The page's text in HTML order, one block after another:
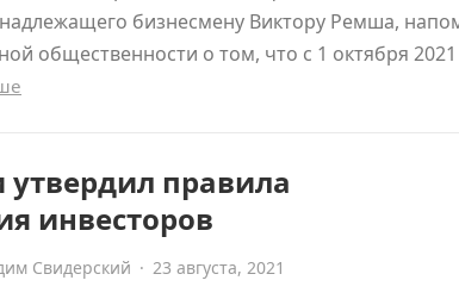
бизнесмену Виктору Ремша,
общественности о том, что с 1 октября 2021
утвердил правила
инвесторов
Свидерский · 23 августа, 2021